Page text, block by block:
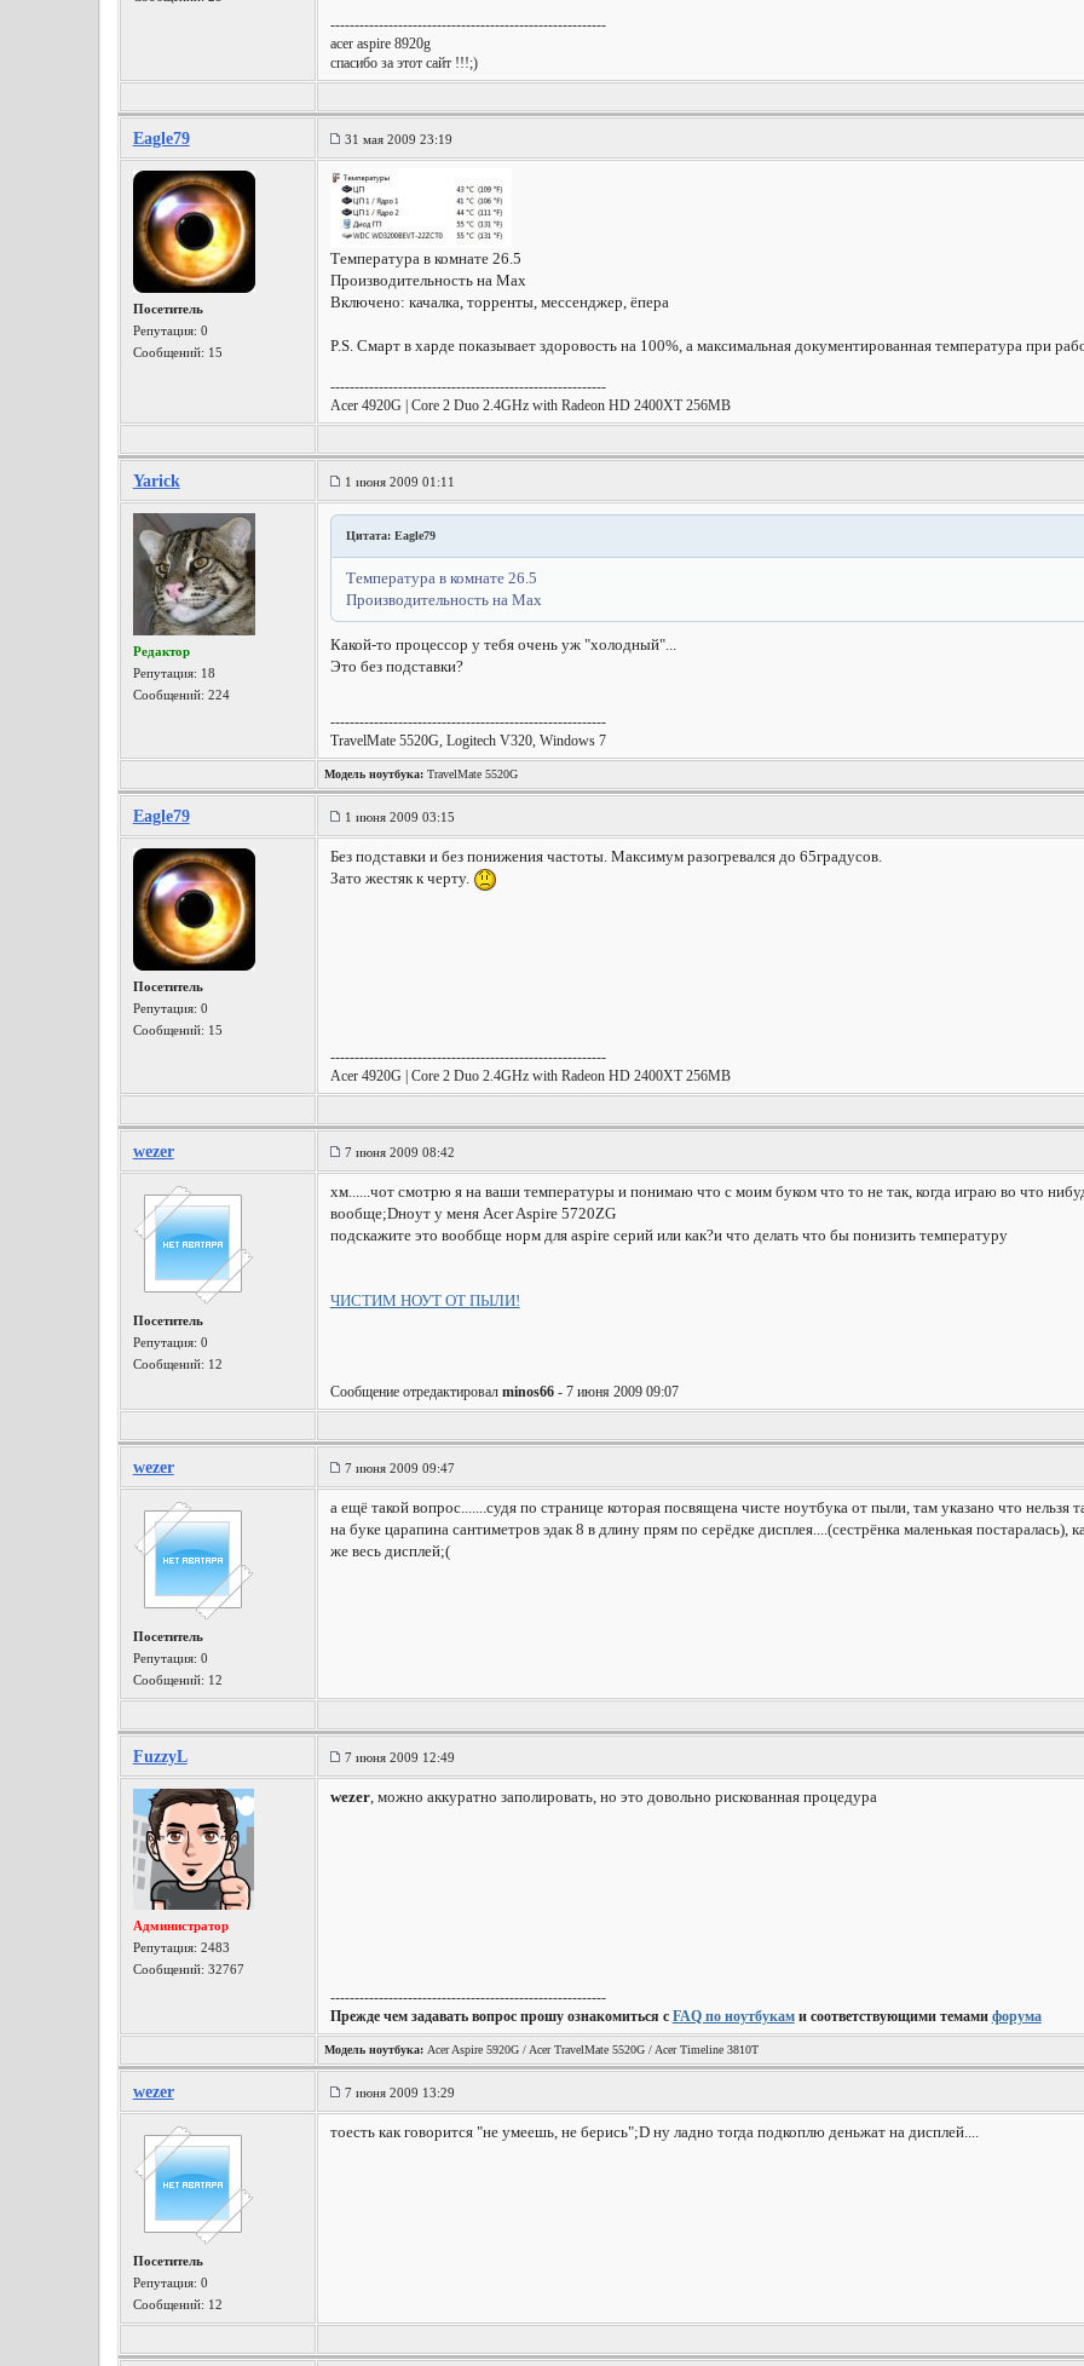
---------------------------------------------------------
acer aspire 8920g
спасибо за этот сайт !!!;)
Eagle79 31 мая 2009 23:19
Посетитель
Репутация: 0
Сообщений: 15
Температура в комнате 26.5
Производительность на Max
Включено: качалка, торренты, мессенджер, ёпера
P.S. Смарт в харде показывает здоровость на 100%, а максимальная документированная температура при
---------------------------------------------------------
Acer 4920G | Core 2 Duo 2.4GHz with Radeon HD 2400XT 256MB
Yarick 1 июня 2009 01:11
Редактор
Репутация: 18
Сообщений: 224
Цитата: Eagle79
Температура в комнате 26.5
Производительность на Max
Какой-то процессор у тебя очень уж "холодный"...
Это без подставки?
---------------------------------------------------------
TravelMate 5520G, Logitech V320, Windows 7
Модель ноутбука:TravelMate 5520G
Eagle79 1 июня 2009 03:15
Посетитель
Репутация: 0
Сообщений: 15
Без подставки и без понижения частоты. Максимум разогревался до 65градусов.
Зато жестяк к черту.
---------------------------------------------------------
Acer 4920G | Core 2 Duo 2.4GHz with Radeon HD 2400XT 256MB
wezer 7 июня 2009 08:42
Посетитель
Репутация: 0
Сообщений: 12
хм......чот смотрю я на ваши температуры и понимаю что с моим буком что то не так, когда играю во что
вообще;Dноут у меня Acer Aspire 5720ZG
подскажите это вооббще норм для aspire серий или как?и что делать что бы понизить температуру
ЧИСТИМ НОУТ ОТ ПЫЛИ!
Сообщение отредактировал minos66- 7 июня 2009 09:07
wezer 7 июня 2009 09:47
Посетитель
Репутация: 0
Сообщений: 12
а ещё такой вопрос.......судя по странице которая посвящена чисте ноутбука от пыли, там указано что
на буке царапина сантиметров эдак 8 в длину прям по серёдке дисплея....(сестрёнка маленькая
же весь дисплей;(
FuzzyL 7 июня 2009 12:49
Администратор
Репутация: 2483
Сообщений: 32767
wezer, можно аккуратно заполировать, но это довольно рискованная процедура
---------------------------------------------------------
Прежде чем задавать вопрос прошу ознакомиться с FAQ по ноутбуками соответствующими темами форума
Модель ноутбука:Acer Aspire 5920G / Acer TravelMate 5520G / Acer Timeline 3810T
wezer 7 июня 2009 13:29
Посетитель
Репутация: 0
Сообщений: 12
тоесть как говорится "не умеешь, не берись";D ну ладно тогда подкоплю деньжат на дисплей....